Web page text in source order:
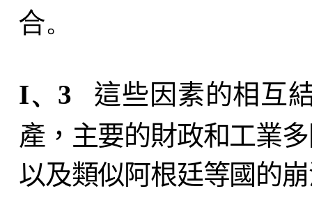
合。
I、3
這些因素的相互
產，主要的財政和工業
以及類似阿根廷等國的